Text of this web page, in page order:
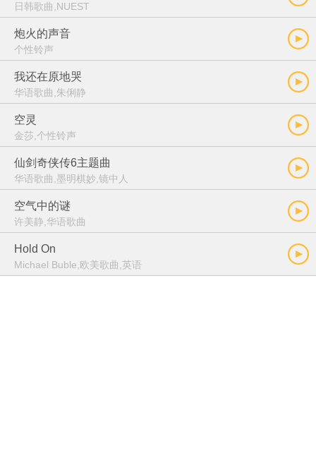
日韩歌曲,NUEST
炮火的声音
个性铃声
我还在原地哭
华语歌曲,朱俐静
空灵
金莎,个性铃声
仙剑奇侠传6主题曲
华语歌曲,墨明棋妙,镜中人
空气中的谜
许美静,华语歌曲
Hold On
Michael Buble,欧美歌曲,英语